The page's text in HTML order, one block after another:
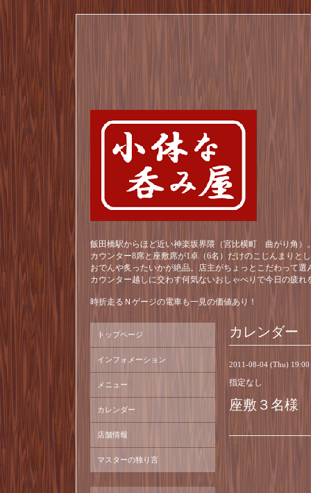
飯田橋駅からほど近い神楽坂界隈（宮比横町 曲がり角）
カウンター8席と座敷席が1卓（6名）だけのこじんまりと
おでんや炙ったいかが絶品。店主がちょっとこだわって
カウンター越しに交わす何気ないおしゃべりで今日の疲れ
時折走るＮゲージの電車も一見の価値あり！
カレンダー
2011-08-04 (Thu) 19:00
指定なし
座敷３名様
トップページ
インフォメーション
メニュー
カレンダー
店舗情報
マスターの独り言